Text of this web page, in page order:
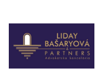
Preskočiť
na
obsah